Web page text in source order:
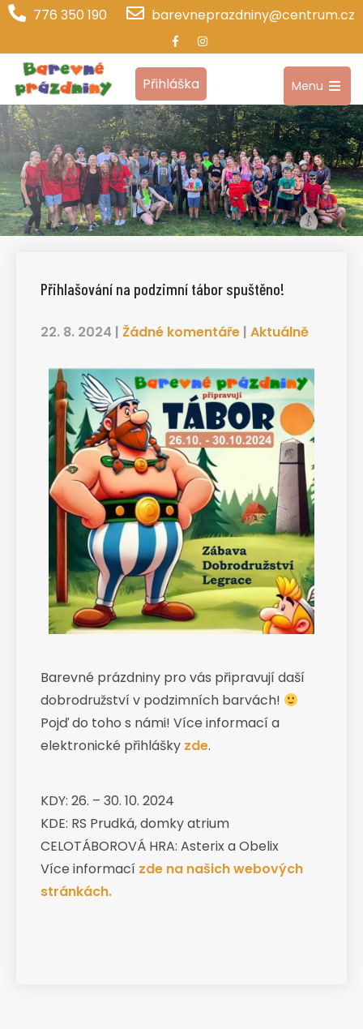
776 350 190 barevneprazdniny@centrum.cz
Přihláška
Menu
Open
the
main
menu
Přihlašování na podzimní tábor spuštěno!
22. 8. 2024 | Žádné komentáře | Aktuálně
Barevné prázdniny pro vás připravují daší
dobrodružství v podzimních barvách!
Pojď do toho s námi! Více informací a
elektronické přihlášky zde.
KDY: 26. – 30. 10. 2024
KDE: RS Prudká, domky atrium
CELOTÁBOROVÁ HRA: Asterix a Obelix
Více informací zde na našich webových
stránkách.